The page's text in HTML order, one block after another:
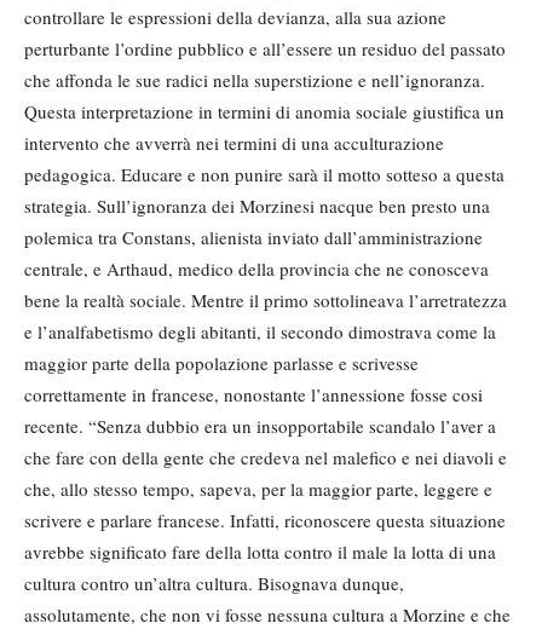
controllare le espressioni della devianza, alla sua azione
perturbante l’ordine pubblico e all’essere un residuo del passato
che affonda le sue radici nella superstizione e nell’ignoranza.
Questa interpretazione in termini di anomia sociale giustifica un
intervento che avverrà nei termini di una acculturazione
pedagogica. Educare e non punire sarà il motto sotteso a questa
strategia. Sull’ignoranza dei Morzinesi nacque ben presto una
polemica tra Constans, alienista inviato dall’amministrazione
centrale, e Arthaud, medico della provincia che ne conosceva
bene la realtà sociale. Mentre il primo sottolineava l’arretratezza
e l’analfabetismo degli abitanti, il secondo dimostrava come la
maggior parte della popolazione parlasse e scrivesse
correttamente in francese, nonostante l’annessione fosse cosi
recente. “Senza dubbio era un insopportabile scandalo l’aver a
che fare con della gente che credeva nel malefico e nei diavoli e
che, allo stesso tempo, sapeva, per la maggior parte, leggere e
scrivere e parlare francese. Infatti, riconoscere questa situazione
avrebbe significato fare della lotta contro il male la lotta di una
cultura contro un’altra cultura. Bisognava dunque,
assolutamente, che non vi fosse nessuna cultura a Morzine e che